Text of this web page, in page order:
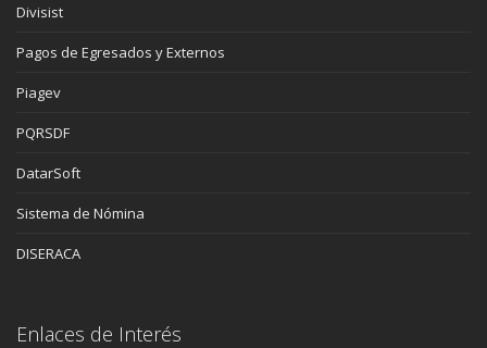
Divisist
Pagos de Egresados y Externos
Piagev
PQRSDF
DatarSoft
Sistema de Nómina
DISERACA
Enlaces de Interés